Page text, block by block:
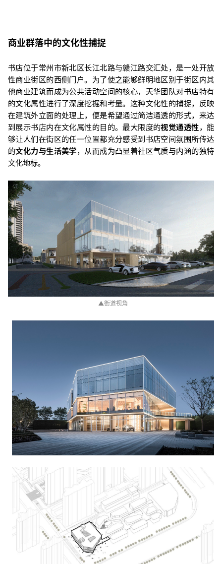
商业群落中的文化性捕捉
书店位于常州市新北区长江北路与赣江路交汇处，是一处开放
性商业街区的西侧门户。为了使之能够鲜明地区别于街区内其
他商业建筑而成为公共活动空间的核心，天华团队对书店特有
的文化属性进行了深度挖掘和考量。这种文化性的捕捉，反映
在建筑外立面的处理上，便是希望通过简洁通透的形式，来达
到展示书店内在文化属性的目的。最大限度的视觉通透性，能
够让人们在街区的任一位置都充分感受到书店空间氛围所传达
的文化力与生活美学，从而成为凸显着社区气质与内涵的独特
文化地标。
▲街道视角